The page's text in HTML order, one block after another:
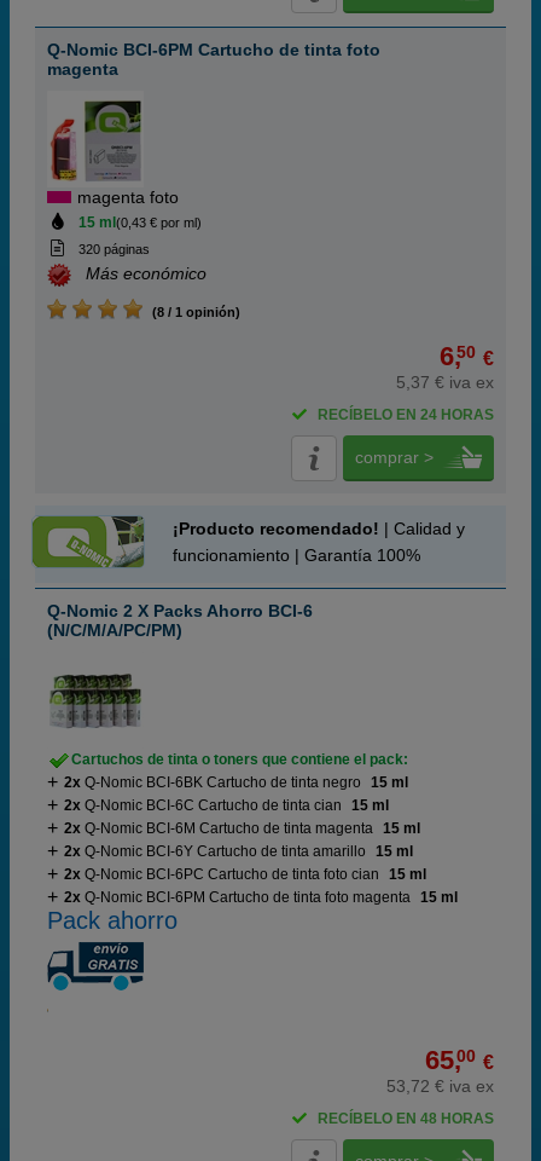
Q-Nomic BCI-6PM Cartucho de tinta foto
magenta
magenta foto
15 ml (0,43 € por ml)
320 páginas
Más económico
(8 / 1 opinión)
6,50 €
5,37 € iva ex
RECÍBELO EN 24 HORAS
comprar >
¡Producto recomendado! | Calidad y
funcionamiento | Garantía 100%
Q-Nomic 2 X Packs Ahorro BCI-6
(N/C/M/A/PC/PM)
Cartuchos de tinta o toners que contiene el pack:
2x Q-Nomic BCI-6BK Cartucho de tinta negro
15 ml
2x Q-Nomic BCI-6C Cartucho de tinta cian
15 ml
2x Q-Nomic BCI-6M Cartucho de tinta magenta 15 ml
2x Q-Nomic BCI-6Y Cartucho de tinta amarillo
15 ml
2x Q-Nomic BCI-6PC Cartucho de tinta foto cian
15 ml
2x Q-Nomic BCI-6PM Cartucho de tinta foto magenta 15 ml
Pack ahorro
65,00 €
53,72 € iva ex
RECÍBELO EN 48 HORAS